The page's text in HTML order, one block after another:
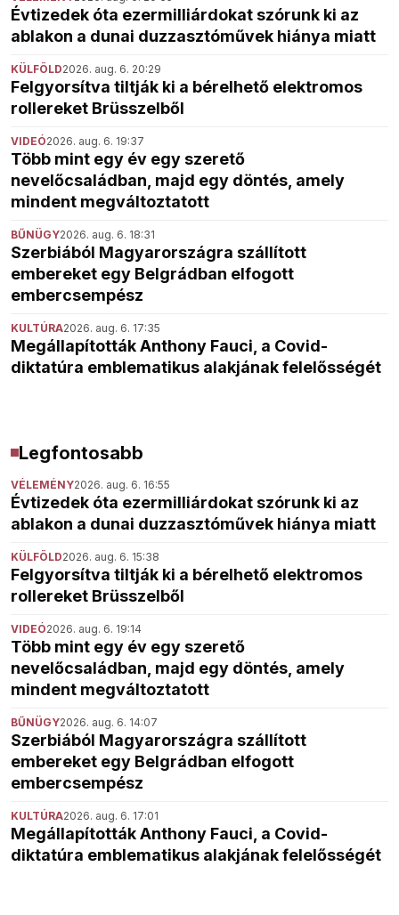
Évtizedek óta ezermilliárdokat szórunk ki az
ablakon a dunai duzzasztóművek hiánya miatt
KÜLFÖLD2026. aug. 6. 20:29
Felgyorsítva tiltják ki a bérelhető elektromos
rollereket Brüsszelből
VIDEÓ2026. aug. 6. 19:37
Több mint egy év egy szerető
nevelőcsaládban, majd egy döntés, amely
mindent megváltoztatott
BŰNÜGY2026. aug. 6. 18:31
Szerbiából Magyarországra szállított
embereket egy Belgrádban elfogott
embercsempész
KULTÚRA2026. aug. 6. 17:35
Megállapították Anthony Fauci, a Covid-
diktatúra emblematikus alakjának felelősségét
Legfontosabb
VÉLEMÉNY2026. aug. 6. 16:55
Évtizedek óta ezermilliárdokat szórunk ki az
ablakon a dunai duzzasztóművek hiánya miatt
KÜLFÖLD2026. aug. 6. 15:38
Felgyorsítva tiltják ki a bérelhető elektromos
rollereket Brüsszelből
VIDEÓ2026. aug. 6. 19:14
Több mint egy év egy szerető
nevelőcsaládban, majd egy döntés, amely
mindent megváltoztatott
BŰNÜGY2026. aug. 6. 14:07
Szerbiából Magyarországra szállított
embereket egy Belgrádban elfogott
embercsempész
KULTÚRA2026. aug. 6. 17:01
Megállapították Anthony Fauci, a Covid-
diktatúra emblematikus alakjának felelősségét